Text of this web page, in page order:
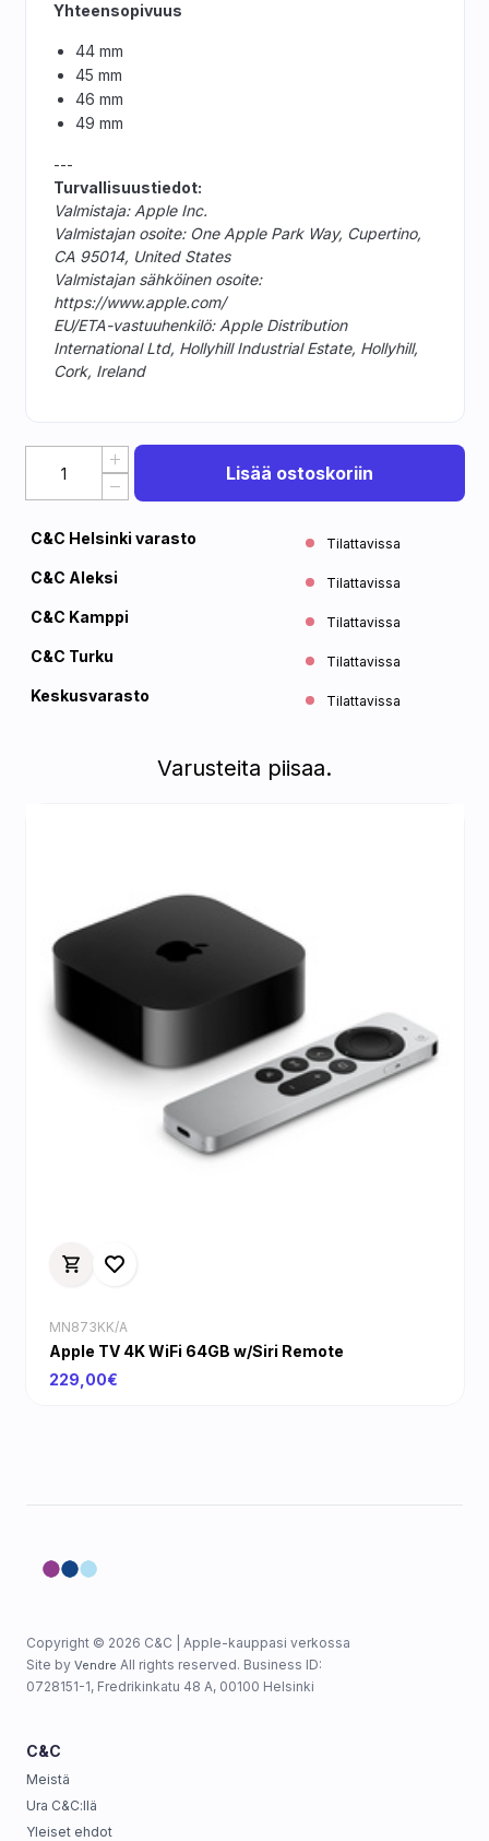
Yhteensopivuus
44 mm
45 mm
46 mm
49 mm
---
Turvallisuustiedot:
Valmistaja: Apple Inc.
Valmistajan osoite: One Apple Park Way, Cupertino,
CA 95014, United States
Valmistajan sähköinen osoite:
https://www.apple.com/
EU/ETA-vastuuhenkilö: Apple Distribution
International Ltd, Hollyhill Industrial Estate, Hollyhill,
Cork, Ireland
Lisää ostoskoriin
C&C Helsinki varasto Tilattavissa
C&C Aleksi Tilattavissa
C&C Kamppi Tilattavissa
C&C Turku Tilattavissa
Keskusvarasto Tilattavissa
Varusteita piisaa.
MN873KK/A
Apple TV 4K WiFi 64GB w/Siri Remote
229,00€
Copyright © 2026 C&C | Apple-kauppasi verkossa
Site by Vendre All rights reserved. Business ID:
0728151-1, Fredrikinkatu 48 A, 00100 Helsinki
C&C
Meistä
Ura C&C:llä
Yleiset ehdot